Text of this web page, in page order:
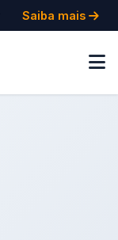
Saiba mais